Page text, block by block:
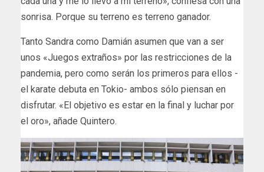
sonrisa. Porque su terreno es terreno ganador.
Tanto Sandra como Damián asumen que van a ser
unos «Juegos extraños» por las restricciones de la
pandemia, pero como serán los primeros para ellos -
el karate debuta en Tokio- ambos sólo piensan en
disfrutar. «El objetivo es estar en la final y luchar por
el oro», añade Quintero.